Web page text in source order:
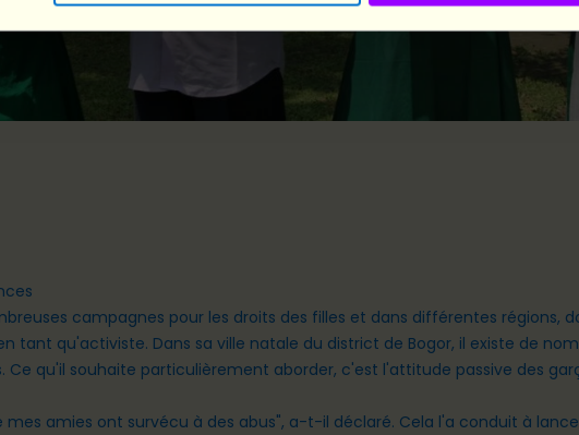
campagnes pour les droits des filles et dans différentes régions,
tant qu'activiste. Dans sa ville natale du district de Bogor, il existe de
Ce qu'il souhaite particulièrement aborder, c'est l'attitude passive des
amies ont survécu à des abus", a-t-il déclaré. Cela l'a conduit à